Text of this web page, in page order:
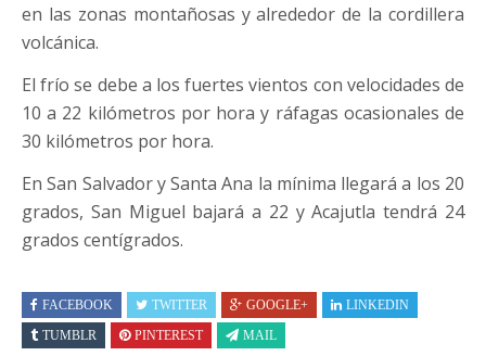
en las zonas montañosas y alrededor de la cordillera
volcánica.
El frío se debe a los fuertes vientos con velocidades de
10 a 22 kilómetros por hora y ráfagas ocasionales de
30 kilómetros por hora.
En San Salvador y Santa Ana la mínima llegará a los 20
grados, San Miguel bajará a 22 y Acajutla tendrá 24
grados centígrados.
FACEBOOK TWITTER GOOGLE+
LINKEDIN
TUMBLR
PINTEREST MAIL